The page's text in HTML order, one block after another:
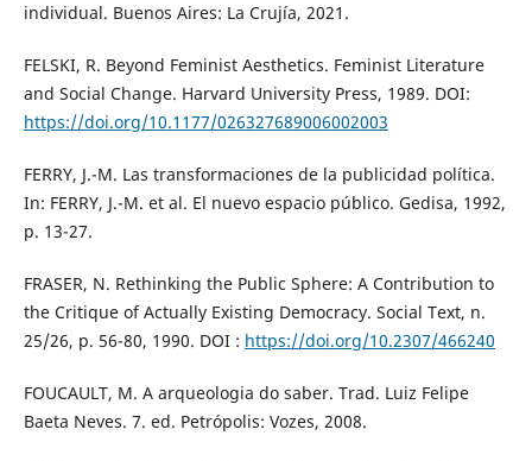
individual. Buenos Aires: La Crujía, 2021.
FELSKI, R. Beyond Feminist Aesthetics. Feminist Literature
and Social Change. Harvard University Press, 1989. DOI:
https://doi.org/10.1177/026327689006002003
FERRY, J.-M. Las transformaciones de la publicidad política.
In: FERRY, J.-M. et al. El nuevo espacio público. Gedisa, 1992,
p. 13-27.
FRASER, N. Rethinking the Public Sphere: A Contribution to
the Critique of Actually Existing Democracy. Social Text, n.
25/26, p. 56-80, 1990. DOI : https://doi.org/10.2307/466240
FOUCAULT, M. A arqueologia do saber. Trad. Luiz Felipe
Baeta Neves. 7. ed. Petrópolis: Vozes, 2008.